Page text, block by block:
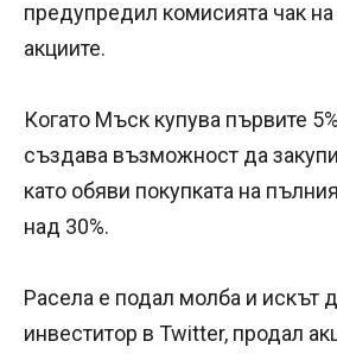
предупредил комисията чак на
акциите.
Когато Мъск купува първите
създава възможност да
като обяви покупката на
над 30%.
Расела е подал молба и искът
инвеститор в Twitter, продал